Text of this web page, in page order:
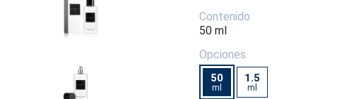
Contenido
50 ml
Opciones
50
ml
1.5
ml